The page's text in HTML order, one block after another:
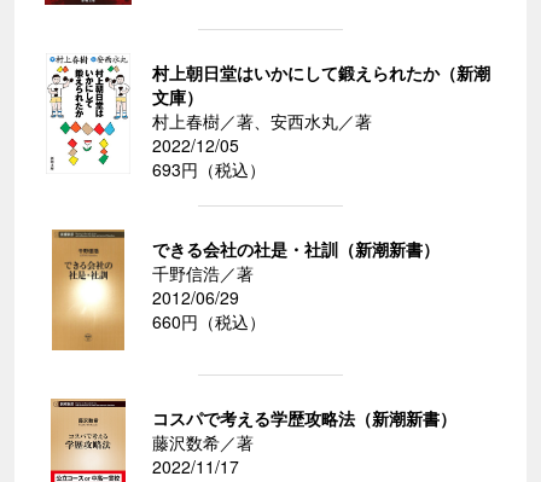
村上朝日堂はいかにして鍛えられたか（新潮
文庫）
村上春樹／著、安西水丸／著
2022/12/05
693円（税込）
できる会社の社是・社訓（新潮新書）
千野信浩／著
2012/06/29
660円（税込）
コスパで考える学歴攻略法（新潮新書）
藤沢数希／著
2022/11/17